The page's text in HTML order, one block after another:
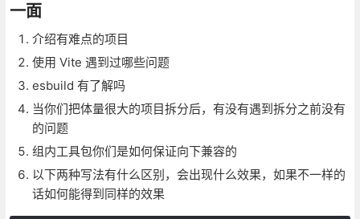
一面
介绍有难点的项目
使用 Vite 遇到过哪些问题
esbuild 有了解吗
当你们把体量很大的项目拆分后，有没有遇到拆分之前没有
的问题
组内工具包你们是如何保证向下兼容的
以下两种写法有什么区别，会出现什么效果，如果不一样的
话如何能得到同样的效果